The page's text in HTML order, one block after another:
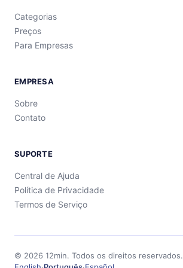
Categorias
Preços
Para Empresas
EMPRESA
Sobre
Contato
SUPORTE
Central de Ajuda
Política de Privacidade
Termos de Serviço
© 2026 12min. Todos os direitos reservados.